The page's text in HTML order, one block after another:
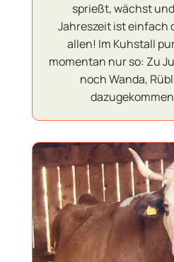
sprießt, wächst
Jahreszeit ist einfach
allen! Im Kuhstall
momentan nur so: Zu
noch Wanda,